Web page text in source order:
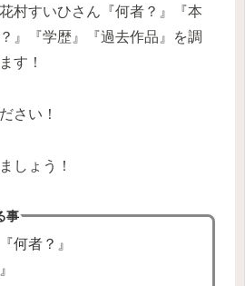
村すいひさん『何者？』『本
』『学歴』『過去作品』を調
す！
さい！
しょう！
事
何者？』